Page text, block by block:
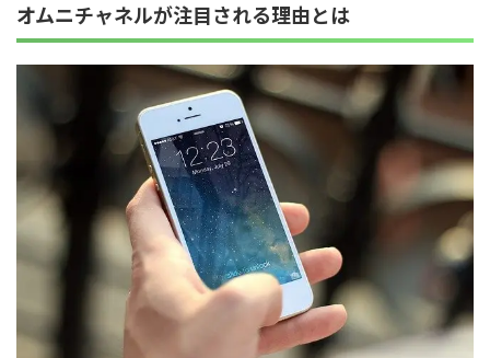
オムニチャネルが注目される理由とは